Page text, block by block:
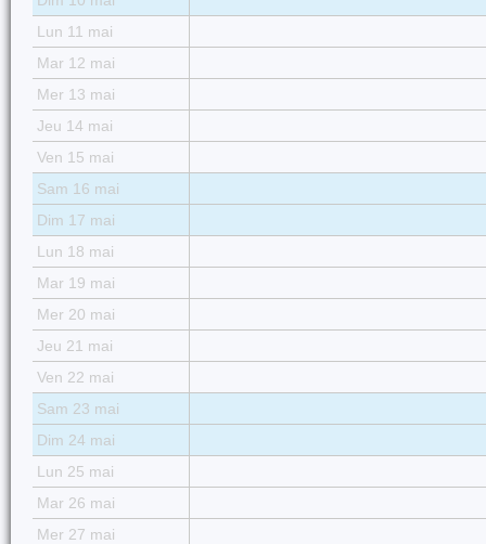
Lun 11 mai
Mar 12 mai
Mer 13 mai
Jeu 14 mai
Ven 15 mai
Sam 16 mai
Dim 17 mai
Lun 18 mai
Mar 19 mai
Mer 20 mai
Jeu 21 mai
Ven 22 mai
Sam 23 mai
Dim 24 mai
Lun 25 mai
Mar 26 mai
Mer 27 mai